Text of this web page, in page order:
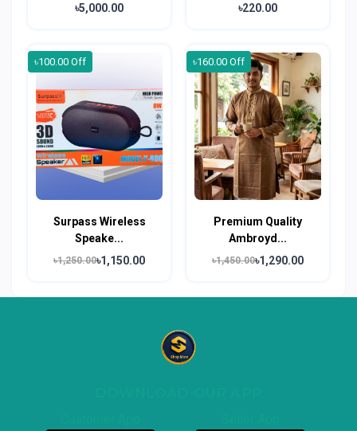
৳5,000.00
৳220.00
৳100.00 Off
Surpass Wireless
Speake...
৳1,250.00৳1,150.00
৳160.00 Off
Premium Quality
Ambroyd...
৳1,450.00৳1,290.00